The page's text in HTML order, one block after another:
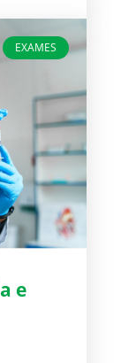
EXAMES
e